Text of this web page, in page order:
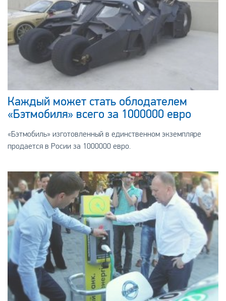
Каждый может стать облодателем
«Бэтмобиля» всего за 1000000 евро
«Бэтмобиль» изготовленный в единственном экземпляре
продается в Росии за 1000000 евро.